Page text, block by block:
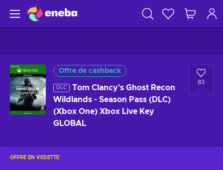
Offre de cashback
DLC
Tom Clancy's Ghost Recon
Wildlands - Season Pass (DLC)
(Xbox One) Xbox Live Key
GLOBAL
83
OFFRE EN VEDETTE